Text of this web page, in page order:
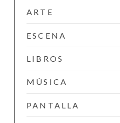
ARTE
ESCENA
LIBROS
MÚSICA
PANTALLA